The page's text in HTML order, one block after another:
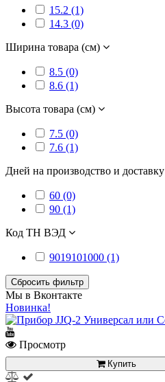
15.2 (1)
14.3 (0)
Ширина товара (см)
8.5 (0)
8.6 (1)
Высота товара (см)
7.5 (0)
7.6 (1)
Дней на производство и доставку
60 (0)
90 (1)
Код ТН ВЭД
9019101000 (1)
Сбросить фильтр
Мы в Вконтакте
Новинка!
Просмотр
Купить